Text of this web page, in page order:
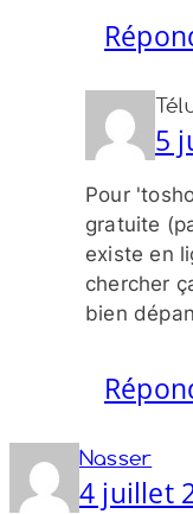
5
Pour
gratuite
existe en
chercher
bien
Nasser
4 juillet